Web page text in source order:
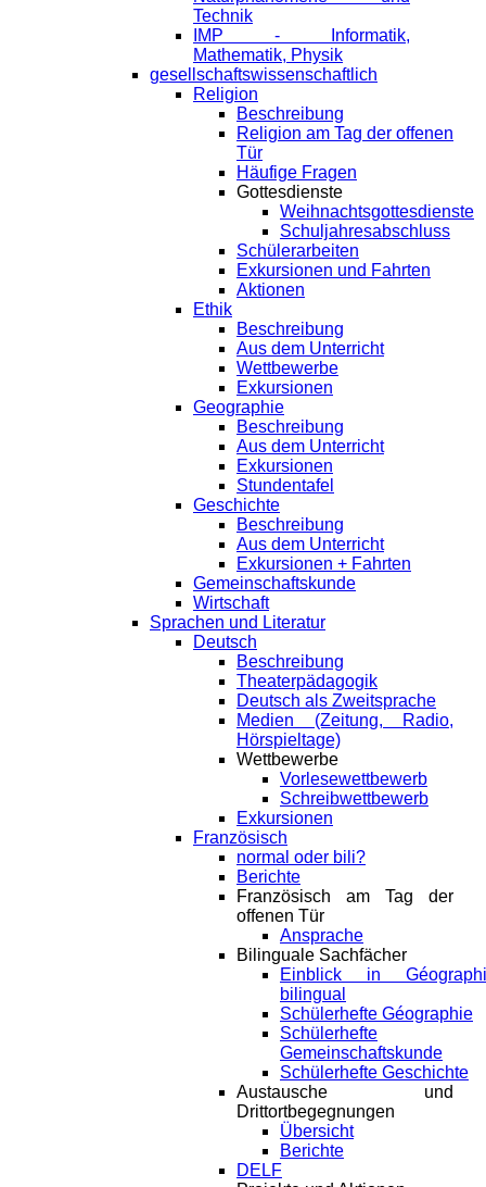
Technik
IMP - Informatik,
Mathematik, Physik
gesellschaftswissenschaftlich
Religion
Beschreibung
Religion am Tag der offenen
Tür
Häufige Fragen
Gottesdienste
Weihnachtsgottesdienste
Schuljahresabschluss
Schülerarbeiten
Exkursionen und Fahrten
Aktionen
Ethik
Beschreibung
Aus dem Unterricht
Wettbewerbe
Exkursionen
Geographie
Beschreibung
Aus dem Unterricht
Exkursionen
Stundentafel
Geschichte
Beschreibung
Aus dem Unterricht
Exkursionen + Fahrten
Gemeinschaftskunde
Wirtschaft
Sprachen und Literatur
Deutsch
Beschreibung
Theaterpädagogik
Deutsch als Zweitsprache
Medien (Zeitung, Radio,
Hörspieltage)
Wettbewerbe
Vorlesewettbewerb
Schreibwettbewerb
Exkursionen
Französisch
normal oder bili?
Berichte
Französisch am Tag der
offenen Tür
Ansprache
Bilinguale Sachfächer
Einblick in
bilingual
Schülerhefte Géographie
Schülerhefte
Gemeinschaftskunde
Schülerhefte Geschichte
Austausche und
Drittortbegegnungen
Übersicht
Berichte
DELF